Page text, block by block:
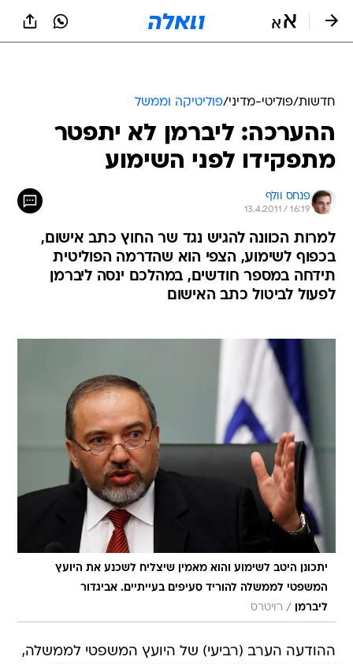
חדשות/פוליטי-מדיני/פוליטיקה וממשל
ההערכה: ליברמן לא יתפטר
מתפקידו לפני השימוע
פנחס וולף
13.4.2011 / 16:19
למרות הכוונה להגיש נגד שר החוץ כתב אישום,
בכפוף לשימוע, הצפי הוא שהדרמה הפוליטית
תידחה במספר חודשים, במהלכם ינסה ליברמן
לפעול לביטול כתב האישום
יתכונן היטב לשימוע והוא מאמין שיצליח לשכנע את היועץ
המשפטי לממשלה להוריד סעיפים בעייתיים. אביגדור
ליברמן
/ רויטרס
ההודעה הערב (רביעי) של היועץ המשפטי לממשלה,